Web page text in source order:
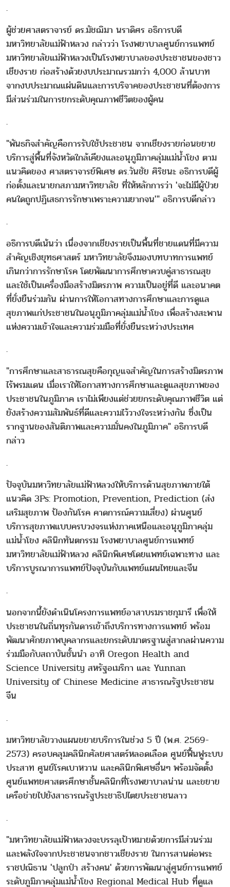
.
ผู้ช่วยศาสตราจารย์ ดร.มัชฌิมา นราดิศร อธิการบดี
มหาวิทยาลัยแม่ฟ้าหลวง กล่าวว่า โรงพยาบาลศูนย์การแพทย์
มหาวิทยาลัยแม่ฟ้าหลวงเป็นโรงพยาบาลของประชาชนของชาว
เชียงราย ก่อสร้างด้วยงบประมาณรวมกว่า 4,000 ล้านบาท
จากงบประมาณแผ่นดินและการบริจาคของประชาชนที่ต้องการ
มีส่วนร่วมในการยกระดับคุณภาพชีวิตของผู้คน
.
"พันธกิจสำคัญคือการรับใช้ประชาชน จากเชียงรายก่อนขยาย
บริการสู่พื้นที่จังหวัดใกล้เคียงและอนุภูมิภาคลุ่มแม่น้ำโขง ตาม
แนวคิดของ ศาสตราจารย์พิเศษ ดร.วันชัย ศิริชนะ อธิการบดีผู้
ก่อตั้งและนายกสภามหาวิทยาลัย ที่ให้หลักการว่า 'จะไม่มีผู้ป่วย
คนใดถูกปฏิเสธการรักษาเพราะความยากจน'" อธิการบดีกล่าว
.
อธิการบดีเน้นว่า เนื่องจากเชียงรายเป็นพื้นที่ชายแดนที่มีความ
สำคัญเชิงยุทธศาสตร์ มหาวิทยาลัยจึงมองบทบาทการแพทย์
เกินกว่าการรักษาโรค โดยพัฒนาการศึกษาควบคู่สาธารณสุข
และใช้เป็นเครื่องมือสร้างมิตรภาพ ความเป็นอยู่ที่ดี และอนาคต
ที่ยั่งยืนร่วมกัน ผ่านการให้โอกาสทางการศึกษาและการดูแล
สุขภาพแก่ประชาชนในอนุภูมิภาคลุ่มแม่น้ำโขง เพื่อสร้างสะพาน
แห่งความเข้าใจและความร่วมมือที่ยั่งยืนระหว่างประเทศ
.
"การศึกษาและสาธารณสุขคือกุญแจสำคัญในการสร้างมิตรภาพ
ไร้พรมแดน เมื่อเราให้โอกาสทางการศึกษาและดูแลสุขภาพของ
ประชาชนในภูมิภาค เราไม่เพียงแต่ช่วยยกระดับคุณภาพชีวิต แต่
ยังสร้างความสัมพันธ์ที่ดีและความไว้วางใจระหว่างกัน ซึ่งเป็น
รากฐานของสันติภาพและความมั่นคงในภูมิภาค" อธิการบดี
กล่าว
.
ปัจจุบันมหาวิทยาลัยแม่ฟ้าหลวงให้บริการด้านสุขภาพภายใต้
แนวคิด 3Ps: Promotion, Prevention, Prediction (ส่ง
เสริมสุขภาพ ป้องกันโรค คาดการณ์ความเสี่ยง) ผ่านศูนย์
บริการสุขภาพแบบครบวงจรแห่งภาคเหนือและอนุภูมิภาคลุ่ม
แม่น้ําโขง คลินิกทันตกรรม โรงพยาบาลศูนย์การแพทย์
มหาวิทยาลัยแม่ฟ้าหลวง คลินิกพิเศษโดยแพทย์เฉพาะทาง และ
บริการบูรณาการแพทย์ปัจจุบันกับแพทย์แผนไทยและจีน
.
นอกจากนี้ยังดำเนินโครงการแพทย์อาสาบรมราชกุมารี เพื่อให้
ประชาชนในถิ่นทุรกันดารเข้าถึงบริการทางการแพทย์ พร้อม
พัฒนาศักยภาพบุคลากรและยกระดับมาตรฐานสู่สากลผ่านความ
ร่วมมือกับสถาบันชั้นนำ อาทิ Oregon Health and
Science University สหรัฐอเมริกา และ Yunnan
University of Chinese Medicine สาธารณรัฐประชาชน
จีน
.
มหาวิทยาลัยวางแผนขยายบริการในช่วง 5 ปี (พ.ศ. 2569-
2573) ครอบคลุมคลินิกศัลยศาสตร์หลอดเลือด ศูนย์ฟื้นฟูระบบ
ประสาท ศูนย์โรคเบาหวาน และคลินิกพิเศษอื่นๆ พร้อมจัดตั้ง
ศูนย์แพทยศาสตรศึกษาชั้นคลินิกที่โรงพยาบาลน่าน และขยาย
เครือข่ายไปยังสาธารณรัฐประชาธิปไตยประชาชนลาว
.
"มหาวิทยาลัยแม่ฟ้าหลวงจะบรรลุเป้าหมายด้วยการมีส่วนร่วม
และพลังใจจากประชาชนจากชาวเชียงราย ในการสานต่อพระ
ราชปณิธาน 'ปลูกป่า สร้างคน' ด้วยการพัฒนาสู่ศูนย์การแพทย์
ระดับภูมิภาคลุ่มแม่น้ำโขง Regional Medical Hub ที่ดูแล